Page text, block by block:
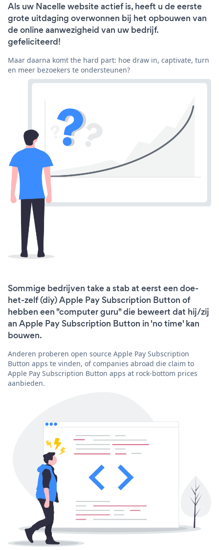
Als uw Nacelle website actief is, heeft u de eerste
grote uitdaging overwonnen bij het opbouwen van
de online aanwezigheid van uw bedrijf.
gefeliciteerd!
Maar daarna komt the hard part: hoe draw in, captivate, turn
en meer bezoekers te ondersteunen?
Sommige bedrijven take a stab at eerst een doe-
het-zelf (diy) Apple Pay Subscription Button of
hebben een "computer guru" die beweert dat hij/zij
an Apple Pay Subscription Button in 'no time' kan
bouwen.
Anderen proberen open source Apple Pay Subscription
Button apps te vinden, of companies abroad die claim to
Apple Pay Subscription Button apps at rock-bottom prices
aanbieden.